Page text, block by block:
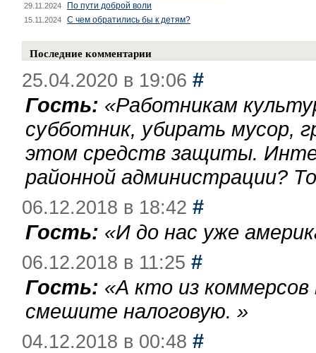
29.11.2024 По пути доброй воли
15.11.2024 С чем обратились бы к детям?
Последние комментарии
25.04.2020 в 19:06 #
Гость: «Работникам
субботник, убирать мусор,
этом средств защиты.
районной администрации?
06.12.2018 в 18:42 #
Гость: «И до нас уже
06.12.2018 в 11:25 #
Гость: «А кто из
смешите налоговую. »
04.12.2018 в 00:48 #